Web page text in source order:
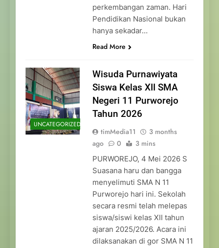
perkembangan zaman. Hari
Pendidikan Nasional bukan
hanya sekadar…
Read More
UNCATEGORIZED
Wisuda Purnawiyata
Siswa Kelas XII SMA
Negeri 11 Purworejo
Tahun 2026
timMedia11
3 months
ago
0 3 mins
PURWOREJO, 4 Mei 2026 S
Suasana haru dan bangga
menyelimuti SMA N 11
Purworejo hari ini. Sekolah
secara resmi telah melepas
siswa/siswi kelas XII tahun
ajaran 2025/2026. Acara ini
dilaksanakan di gor SMA N 11